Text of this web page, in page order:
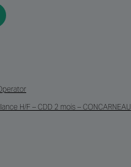
H/F – CDD 2 mois – CONCARNEAU